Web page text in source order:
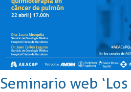
Seminario web ‘Los